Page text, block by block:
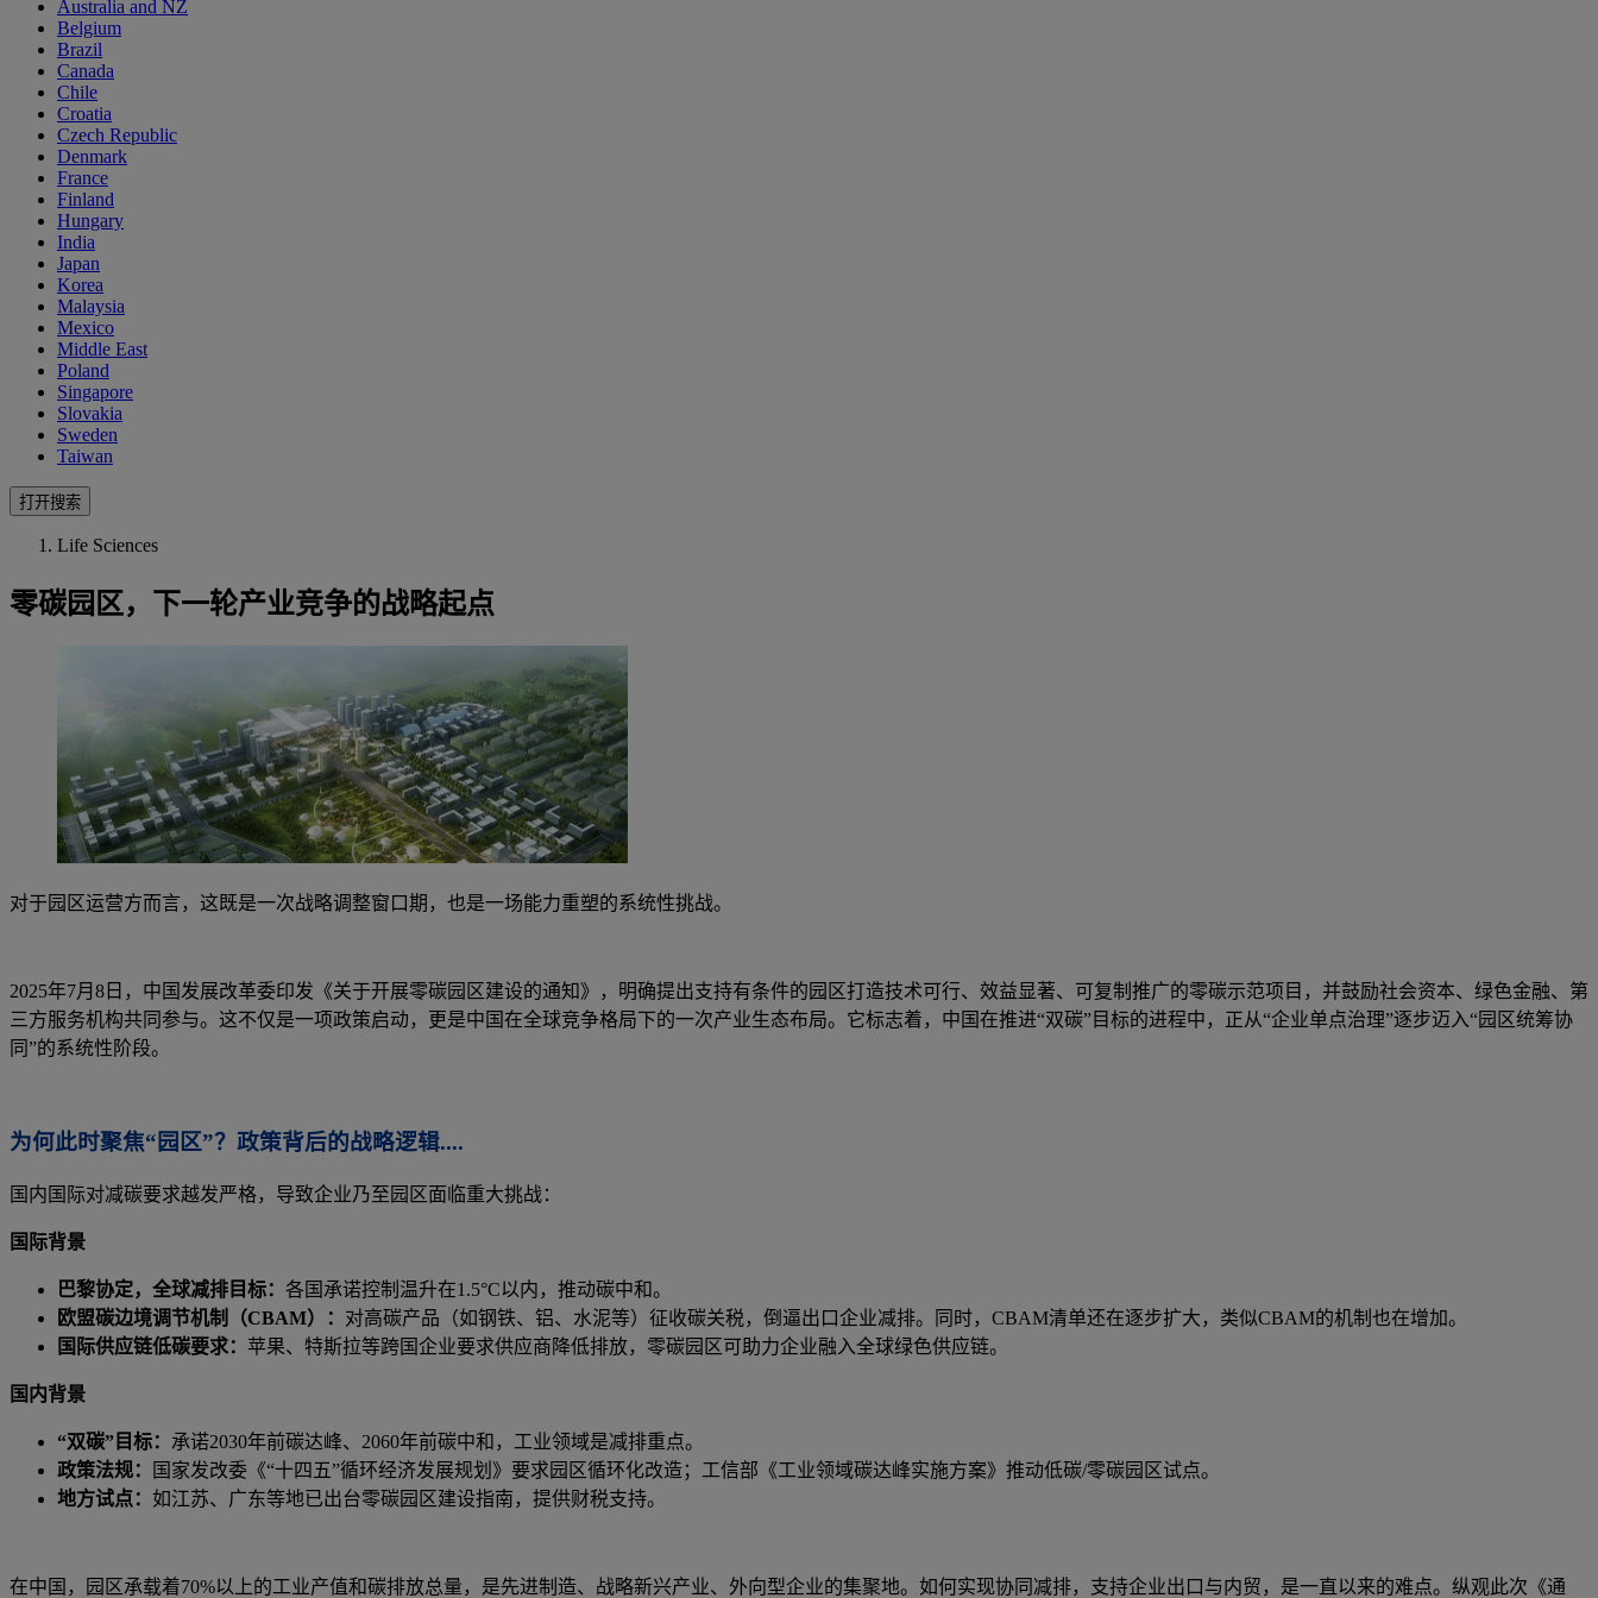
Australia and NZ
Belgium
Brazil
Canada
Chile
Croatia
Czech Republic
Denmark
France
Finland
Hungary
India
Japan
Korea
Malaysia
Mexico
Middle East
Poland
Singapore
Slovakia
Sweden
Taiwan
打开搜索
Life Sciences
零碳园区，下一轮产业竞争的战略起点
对于园区运营方而言，这既是一次战略调整窗口期，也是一场能力重塑的系统性挑战。
2025年7月8日，中国发展改革委印发《关于开展零碳园区建设的通知》，明确提出支持有条件的园区打造技术可行、效益显著、可复制推广的零碳示范项目，并鼓励社会资本、绿色金融、第
三方服务机构共同参与。这不仅是一项政策启动，更是中国在全球竞争格局下的一次产业生态布局。它标志着，中国在推进“双碳”目标的进程中，正从“企业单点治理”逐步迈入“园区统筹协
同”的系统性阶段。
为何此时聚焦“园区”？ 政策背后的战略逻辑....
国内国际对减碳要求越发严格，导致企业乃至园区面临重大挑战：
国际背景
巴黎协定，全球减排目标： 各国承诺控制温升在1.5°C以内，推动碳中和。
欧盟碳边境调节机制（CBAM）： 对高碳产品（如钢铁、铝、水泥等）征收碳关税，倒逼出口企业减排。同时，CBAM清单还在逐步扩大，类似CBAM的机制也在增加。
国际供应链低碳要求： 苹果、特斯拉等跨国企业要求供应商降低排放，零碳园区可助力企业融入全球绿色供应链。
国内背景
“双碳”目标： 承诺2030年前碳达峰、2060年前碳中和，工业领域是减排重点。
政策法规：
国家发改委《“十四五”循环经济发展规划》要求园区循环化改造；工信部《工业领域碳达峰实施方案》推动低碳/零碳园区试点。
地方试点： 如江苏、广东等地已出台零碳园区建设指南，提供财税支持。
在中国，园区承载着70%以上的工业产值和碳排放总量，是先进制造、战略新兴产业、外向型企业的集聚地。如何实现协同减排，支持企业出口与内贸，是一直以来的难点。纵观此次《通